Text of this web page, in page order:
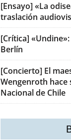
[Ensayo] «La
traslación
[Crítica]
Berlín
[Concierto] El
Wengenroth hace
Nacional de Chile